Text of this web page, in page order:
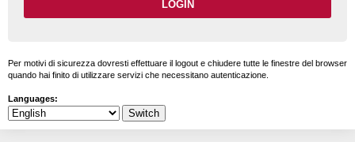
Per motivi di sicurezza dovresti effettuare il logout e chiudere tutte le finestre del browser
quando hai finito di utilizzare servizi che necessitano autenticazione.
Languages: